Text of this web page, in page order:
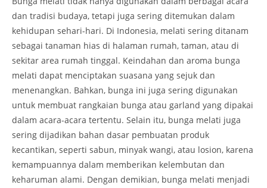
dan tradisi budaya, tetapi juga sering ditemukan dalam
kehidupan sehari-hari. Di Indonesia, melati sering ditanam
sebagai tanaman hias di halaman rumah, taman, atau di
sekitar area rumah tinggal. Keindahan dan aroma bunga
melati dapat menciptakan suasana yang sejuk dan
menenangkan. Bahkan, bunga ini juga sering digunakan
untuk membuat rangkaian bunga atau garland yang dipakai
dalam acara-acara tertentu. Selain itu, bunga melati juga
sering dijadikan bahan dasar pembuatan produk
kecantikan, seperti sabun, minyak wangi, atau losion, karena
kemampuannya dalam memberikan kelembutan dan
keharuman alami. Dengan demikian, bunga melati menjadi